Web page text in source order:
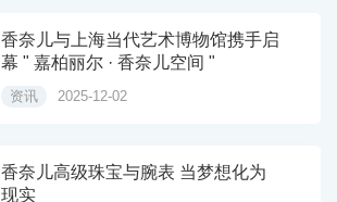
香奈儿与上海当代艺术博物馆携手启
幕 " 嘉柏丽尔 · 香奈儿空间 "
资讯 2025-12-02
香奈儿高级珠宝与腕表 当梦想化为
现实